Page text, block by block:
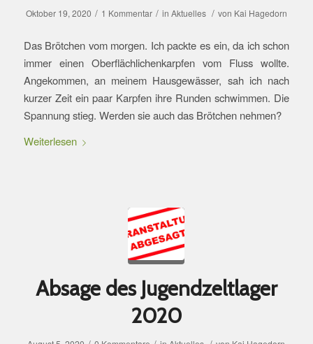
Oktober 19, 2020 / 1 Kommentar / in Aktuelles / von Kai Hagedorn
Das Brötchen vom morgen. Ich packte es ein, da ich schon
immer einen Oberflächlichenkarpfen vom Fluss wollte.
Angekommen, an meinem Hausgewässer, sah ich nach
kurzer Zeit ein paar Karpfen ihre Runden schwimmen. Die
Spannung stieg. Werden sie auch das Brötchen nehmen?
Weiterlesen
Absage des Jugendzeltlager
2020